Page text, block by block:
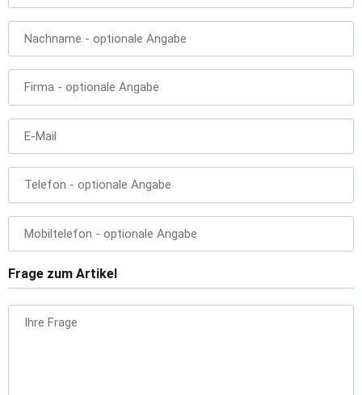
Nachname - optionale Angabe
Firma - optionale Angabe
E-Mail
Telefon - optionale Angabe
Mobiltelefon - optionale Angabe
Frage zum Artikel
Ihre Frage